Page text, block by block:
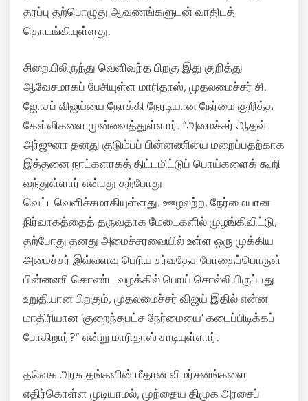
தரப்பு தற்பொழுது ஆவணங்களுடன் வாதிடத்
தொடங்கியுள்ளது.
சிறையிலிருந்து வெளிவந்த பிறகு இது குறித்து
ஆவேசமாகப் பேசியுள்ள மாரிதாஸ், முதலமைச்சர் சி.
ஜோசப் விஜய்யை நோக்கி நேரடியான நேர்மை குறித்த
கேள்விகளை முன்வைத்துள்ளார். “அமைச்சர் ஆதவ்
அர்ஜுனா தனது குடும்பப் பின்னணியை மறைப்பதற்காக
இத்தனை நாட்களாகத் திட்டமிட்டுப் பொய்களைக் கூறி
வந்துள்ளார் என்பது தற்போது
வெட்டவெளிச்சமாகியுள்ளது. ஊழலற்ற, நேர்மையான
நிர்வாகத்தைத் தருவதாக மேடைகளில் முழங்கிவிட்டு,
தற்போது தனது அமைச்சரவையில் உள்ள ஒரு முக்கிய
அமைச்சர் இவ்வளவு பெரிய சர்வதேச போதைப்பொருள்
பின்னணி கொண்ட வழக்கில் பொய் சொல்லியிருப்பது
உறுதியான பிறகும், முதலமைச்சர் விஜய் இதில் என்ன
மாதிரியான ‘குறைந்தபட்ச நேர்மையை’ கடைப்பிடிக்கப்
போகிறார்?” என்று மாரிதாஸ் சாடியுள்ளார்.
தவெக அரசு தங்களின் மீதான விமர்சனங்களை
எதிர்கொள்ள முடியாமல், முந்தைய திமுக அரசைப்